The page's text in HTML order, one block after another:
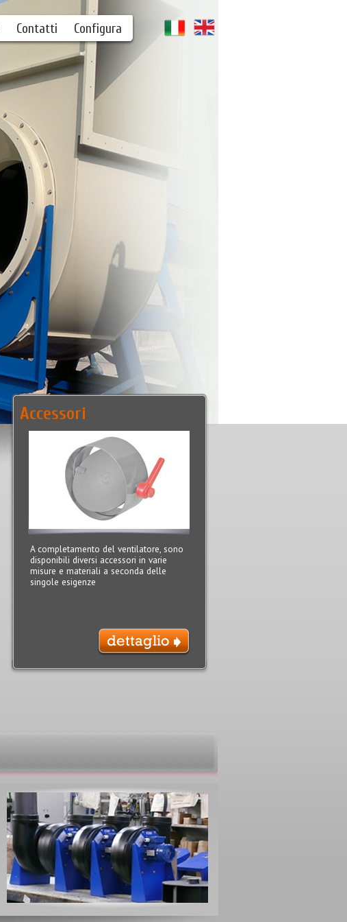
Contatti Configura
Accessori
A completamento del ventilatore, sono
disponibili diversi accessori in varie
misure e materiali a seconda delle
singole esigenze